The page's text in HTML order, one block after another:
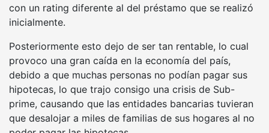
con un rating diferente al del préstamo que se realizó
inicialmente.
Posteriormente esto dejo de ser tan rentable, lo cual
provoco una gran caída en la economía del país,
debido a que muchas personas no podían pagar sus
hipotecas, lo que trajo consigo una crisis de Sub-
prime, causando que las entidades bancarias tuvieran
que desalojar a miles de familias de sus hogares al no